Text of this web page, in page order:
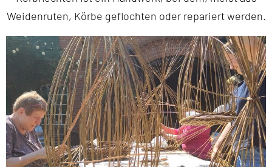
Weidenruten, Körbe geflochten oder repariert werden.